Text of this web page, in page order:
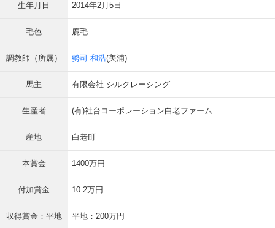
生年月日 2014年2月5日
毛色 鹿毛
調教師（所属） 勢司 和浩(美浦)
馬主 有限会社 シルクレーシング
生産者 (有)社台コーポレーション白老ファーム
産地 白老町
本賞金 1400万円
付加賞金 10.2万円
収得賞金：平地 平地：200万円